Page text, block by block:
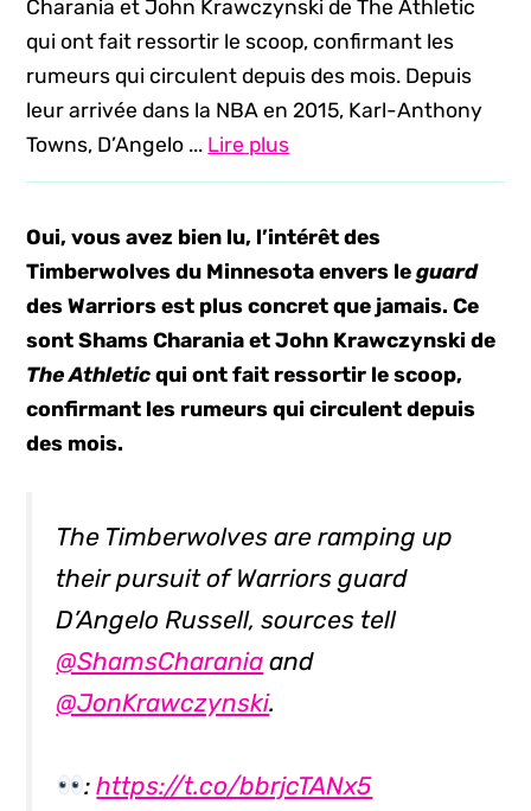
Charania et John Krawczynski de The Athletic
qui ont fait ressortir le scoop, confirmant les
rumeurs qui circulent depuis des mois. Depuis
leur arrivée dans la NBA en 2015, Karl-Anthony
Towns, D’Angelo ... Lire plus
Oui, vous avez bien lu, l’intérêt des
Timberwolves du Minnesota envers leguard
des Warriors est plus concret que jamais. Ce
sont Shams Charania et John Krawczynski de
The Athletic qui ont fait ressortir le scoop,
confirmant les rumeurs qui circulent depuis
des mois.
The Timberwolves are ramping up
their pursuit of Warriors guard
D’Angelo Russell, sources tell
@ShamsCharania and
@JonKrawczynski.
:https://t.co/bbrjcTANx5